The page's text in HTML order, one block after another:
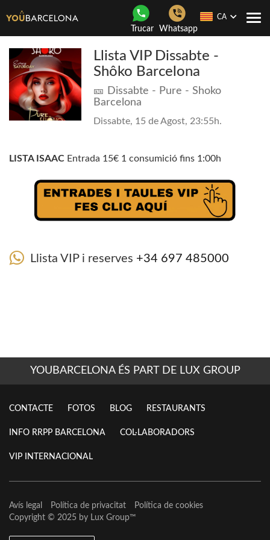
Trucar Whatsapp
CA
Llista VIP Dissabte -
Shôko Barcelona
🎫 Dissabte - Pure - Shoko
Barcelona
Dissabte, 15 de Agost, 23:55h.
LISTA ISAAC Entrada 15€ 1 consumició fins 1:00h
Llista VIP i reserves +34 697 485000
YOUBARCELONA ÉS PART DE LUX GROUP
CONTACTE FOTOS BLOG RESTAURANTS
INFO RRPP BARCELONA COL·LABORADORS
VIP INTERNACIONAL
Avís legal Política de privacitat
Política de cookies
Copyright © 2025 by Lux Group™